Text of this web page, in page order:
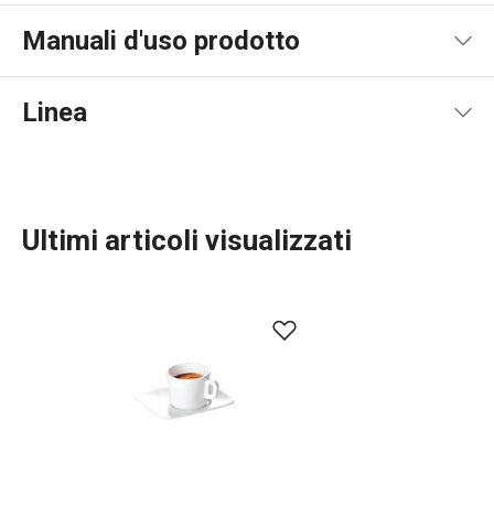
Manuali d'uso prodotto
Linea
Servire in tavola
Ultimi articoli visualizzati